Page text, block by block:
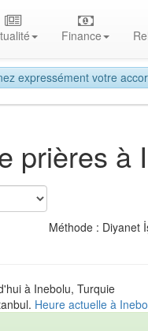
expressément votre
Finance
prières à
Méthode : Diyanet
à Inebolu, Turquie
Heure actuelle à